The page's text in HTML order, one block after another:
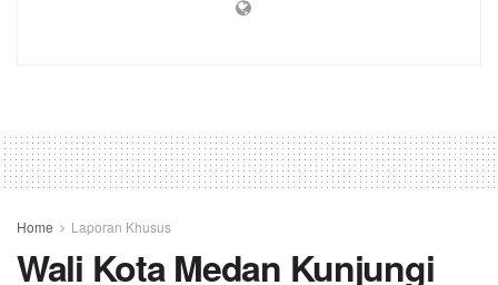
Home Laporan Khusus
Wali Kota Medan Kunjungi